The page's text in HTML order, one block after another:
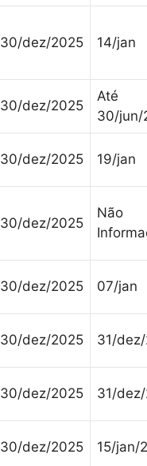
30/dez/2025 14/jan
30/dez/2025
Até
30/jun/
30/dez/2025 19/jan
30/dez/2025
Não
30/dez/2025 07/jan
30/dez/2025 31/
30/dez/2025 31/
30/dez/2025 15/jan/